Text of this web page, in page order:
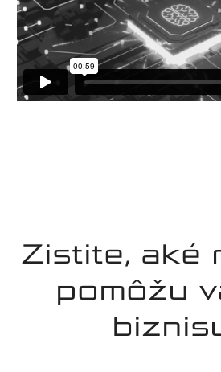
Zistite, aké
pomôžu